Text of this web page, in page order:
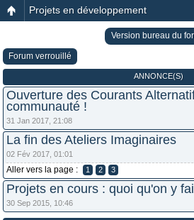
Projets en développement
Version bureau du
Forum verrouillé
ANNONCE(S)
Ouverture des Courants
communauté !
31 Jan 2017, 21:08
La fin des Ateliers Imaginaires
02 Fév 2017, 01:01
Aller vers la page : 1 2 3
Projets en cours : quoi qu'on y
30 Sep 2015, 10:46